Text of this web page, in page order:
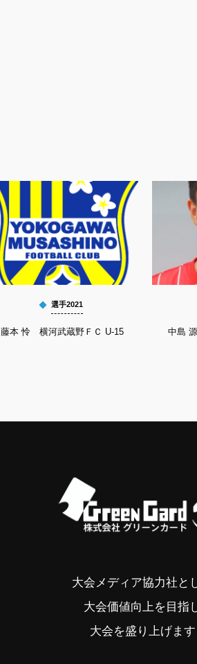
選手2021
藤本 怜 横河武蔵野ＦＣ U-15 中島
大会メディア協力社と
大会価値向上を目指
大会を盛り上げます